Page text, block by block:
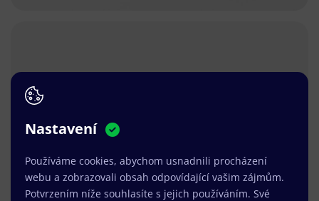
Nastavení
Používáme cookies, abychom usnadnili procházení
webu a zobrazovali obsah odpovídající vašim zájmům.
Potvrzením níže souhlasíte s jejich používáním. Své